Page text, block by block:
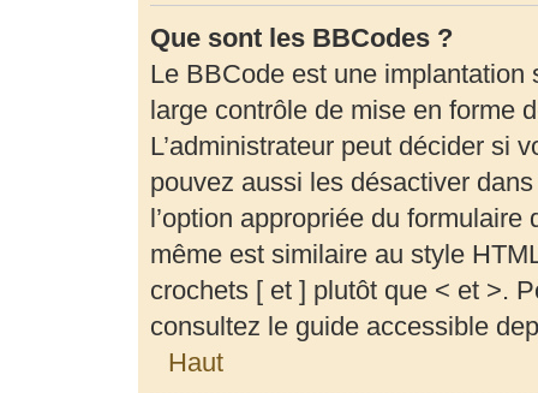
Que sont les BBCodes ?
Le BBCode est une
large contrôle de mise en forme
L’administrateur peut décider si
pouvez aussi les désactiver
l’option appropriée du
même est similaire au style
crochets [ et ] plutôt que < et >.
consultez le guide accessible
Haut